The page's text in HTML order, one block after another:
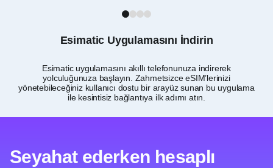
Esimatic Uygulamasını İndirin
Esimatic uygulamasını akıllı telefonunuza indirerek
yolculuğunuza başlayın. Zahmetsizce eSIM’lerinizi
yönetebileceğiniz kullanıcı dostu bir arayüz sunan bu uygulama
ile kesintisiz bağlantıya ilk adımı atın.
1 2 3 4
Seyahat ederken hesaplı